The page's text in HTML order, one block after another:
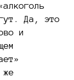
Да, это
и
же